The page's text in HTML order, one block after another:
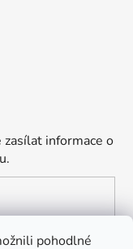
pohodlné
informace o
ochrany